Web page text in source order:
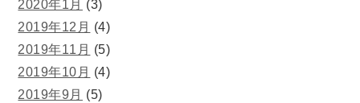
2020年1月 (3)
2019年12月 (4)
2019年11月 (5)
2019年10月 (4)
2019年9月 (5)